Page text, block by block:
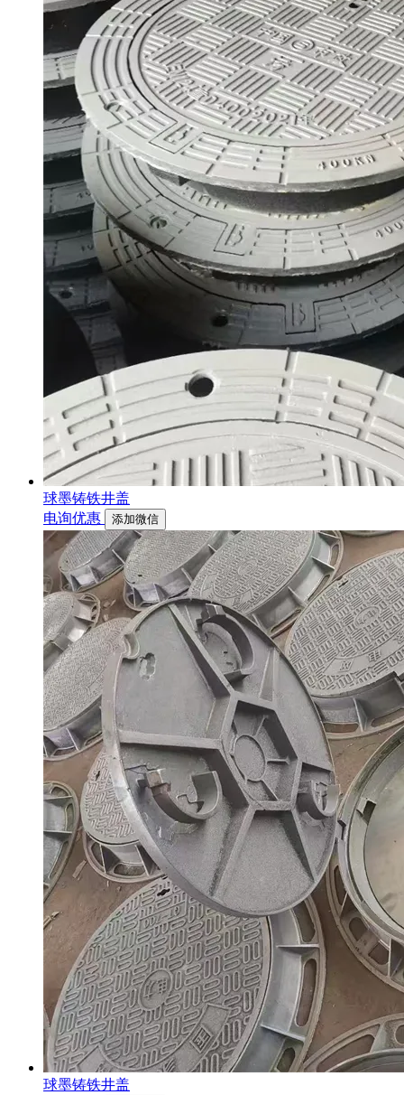
球墨铸铁井盖
电询优惠
添加微信
球墨铸铁井盖